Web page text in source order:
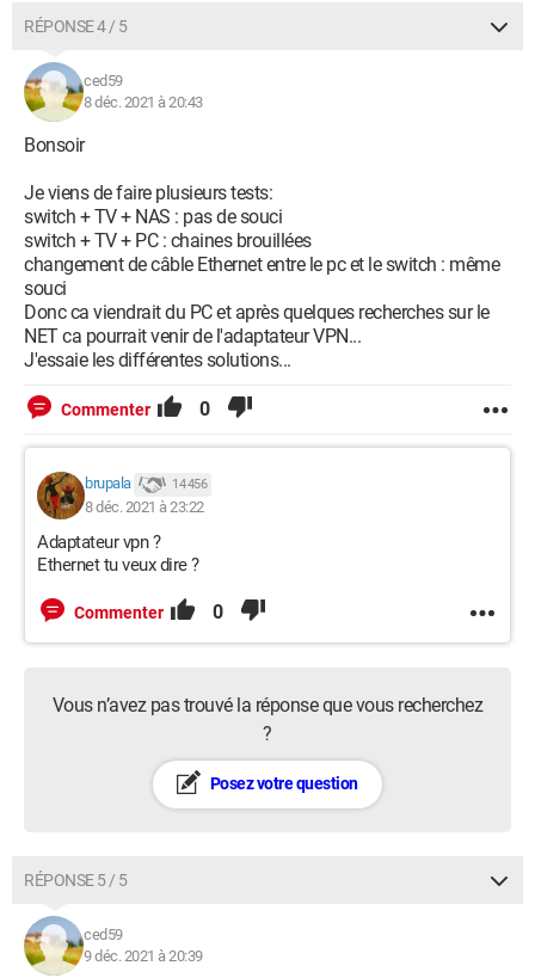
RÉPONSE 4 / 5
ced59
8 déc. 2021 à 20:43
Bonsoir
Je viens de faire plusieurs tests:
switch + TV + NAS : pas de souci
switch + TV + PC : chaines brouillées
changement de câble Ethernet entre le pc et le switch : même
souci
Donc ca viendrait du PC et après quelques recherches sur le
NET ca pourrait venir de l'adaptateur VPN...
J'essaie les différentes solutions...
Commenter 0
brupala 14 456
8 déc. 2021 à 23:22
Adaptateur vpn ?
Ethernet tu veux dire ?
Commenter 0
Vous n’avez pas trouvé la réponse que vous recherchez
?
Posez votre question
RÉPONSE 5 / 5
ced59
9 déc. 2021 à 20:39